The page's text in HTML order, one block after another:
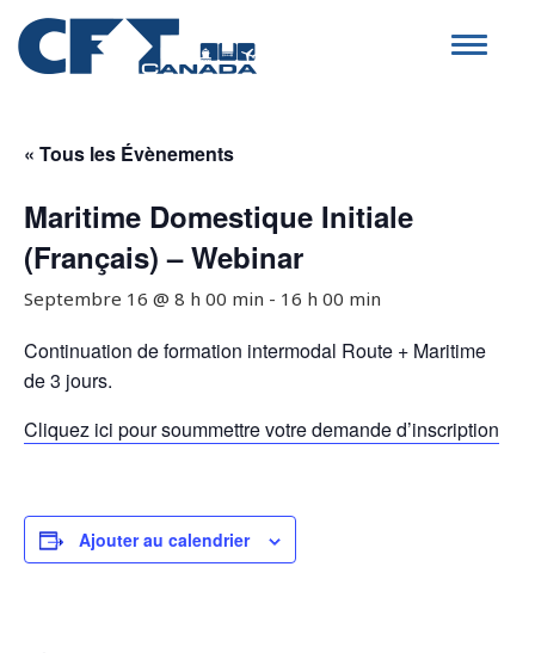
Toggle
« Tous les Évènements
Maritime Domestique Initiale
(Français) – Webinar
Septembre 16 @ 8 h 00 min - 16 h 00 min
Continuation de formation intermodal Route + Maritime
de 3 jours.
Cliquez ici pour soummettre votre demande d’inscription
Ajouter au calendrier